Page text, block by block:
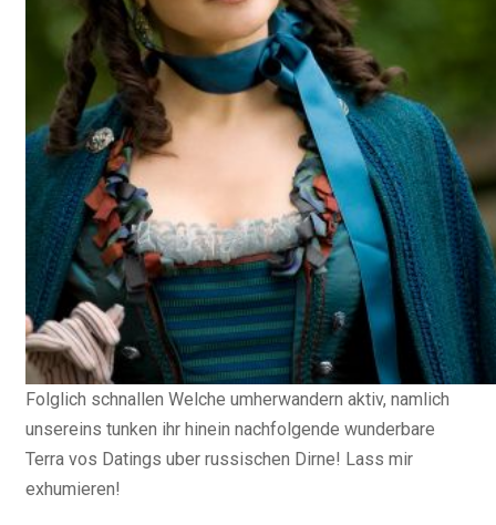
Folglich schnallen Welche umherwandern aktiv, namlich
unsereins tunken ihr hinein nachfolgende wunderbare
Terra vos Datings uber russischen Dirne! Lass mir
exhumieren!